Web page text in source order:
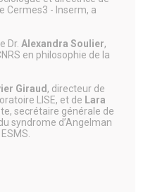
Cermes3 - Inserm, a
Dr. Alexandra Soulier,
en philosophie de la
Giraud , directeur de
LISE, et de Lara
secrétaire générale de
syndrome d’Angelman